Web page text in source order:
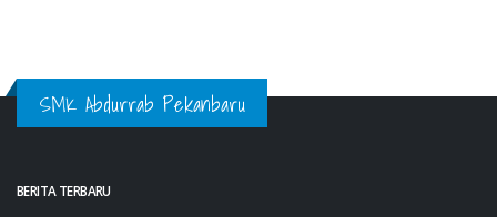
SMK Abdurrab Pekanbaru
BERITA TERBARU